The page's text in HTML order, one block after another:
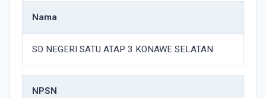
Nama
SD NEGERI SATU ATAP 3 KONAWE SELATAN
NPSN